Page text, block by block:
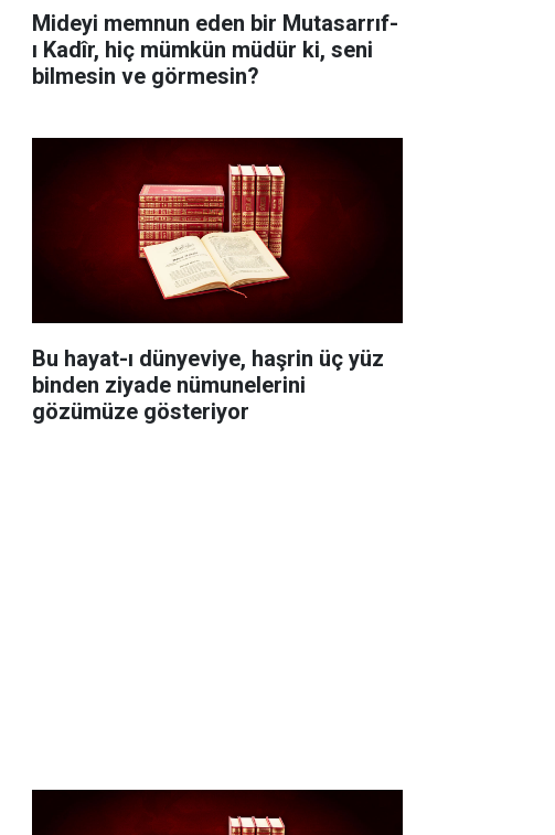
Mideyi memnun eden bir Mutasarrıf-
ı Kadîr, hiç mümkün müdür ki, seni
bilmesin ve görmesin?
Bu hayat-ı dünyeviye, haşrin üç yüz
binden ziyade nümunelerini
gözümüze gösteriyor